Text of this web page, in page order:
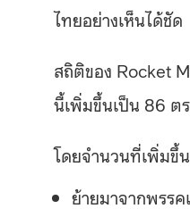
ไทยอย่างเห็นได้ชัด
สถิติของ Rocket
นี้เพิ่มขึ้นเป็น 86 ต
โดยจำนวนที่เพิ่มขึ้
ย้ายมาจากพรร